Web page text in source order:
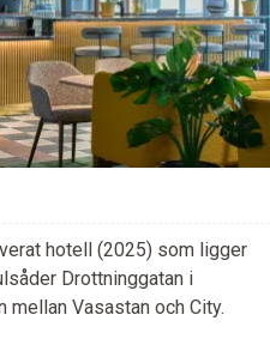
hotell (2025) som ligger
Drottninggatan i
mellan Vasastan och City.